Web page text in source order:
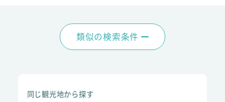
類似の検索条件
同じ観光地から探す